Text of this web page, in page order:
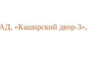
«Каширский двор-3»,